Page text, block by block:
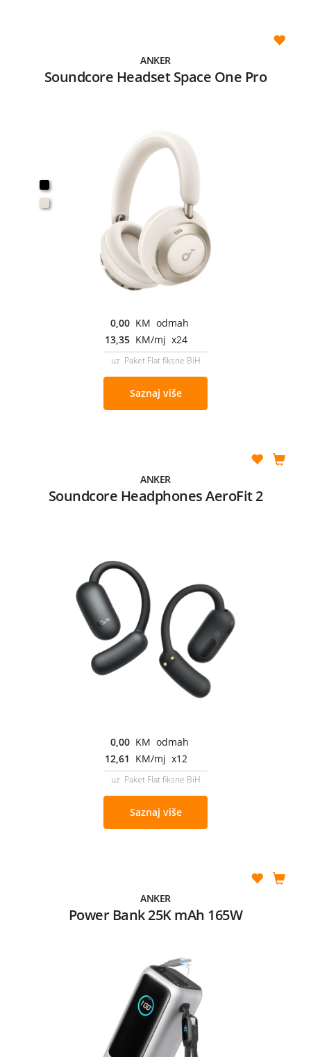
ANKER
Soundcore Headset Space One Pro
0,00 KM odmah
13,35 KM/mj x24
uz Paket Flat fiksne BiH
Saznaj više
ANKER
Soundcore Headphones AeroFit 2
0,00 KM odmah
12,61 KM/mj x12
uz Paket Flat fiksne BiH
Saznaj više
ANKER
Power Bank 25K mAh 165W